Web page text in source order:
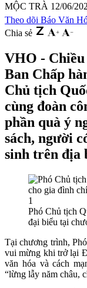
MỘC TRÀ 12/06/
Theo dõi Báo Văn
Chia sẻ
VHO -
Ban Chấp
Chủ tịch
cùng đoàn
phần quà ý
sách, người
sinh trên địa
Phó Chủ tịch
đại biểu tại
Tại chương trình,
vui mừng khi trở lại
văn hóa và cách
“lừng lẫy năm châu,